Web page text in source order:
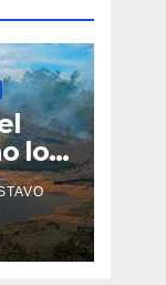
lo